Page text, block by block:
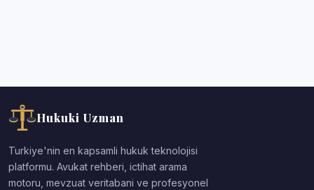
Hukuki Uzman
Turkiye'nin en kapsamli hukuk teknolojisi
platformu. Avukat rehberi, ictihat arama
motoru, mevzuat veritabani ve profesyonel